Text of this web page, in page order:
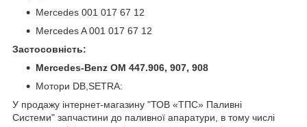
Mercedes 001 017 67 12
Mercedes A 001 017 67 12
Застосовність:
Mercedes-Benz OM 447.906, 907, 908
Мотори DB,SETRA:
У продажу інтернет-магазину "ТОВ «ТПС» Паливні
Системи" запчастини до паливної апаратури, в тому числі